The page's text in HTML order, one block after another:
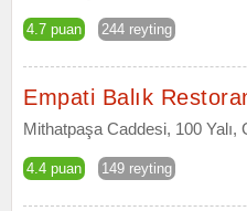
4.7 puan 244 reyting
Empati Balık
Mithatpaşa Caddesi, 100
4.4 puan 149 reyting